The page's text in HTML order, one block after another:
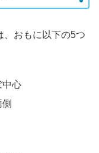
、おもに以下の5つ
中心